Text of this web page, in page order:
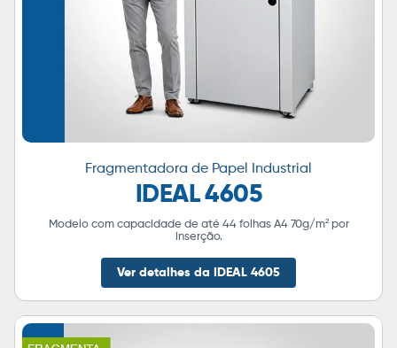
Fragmentadora de Papel Industrial
IDEAL 4605
Modelo com capacidade de até 44 folhas A4 70g/m² por
inserção.
Ver detalhes da IDEAL 4605